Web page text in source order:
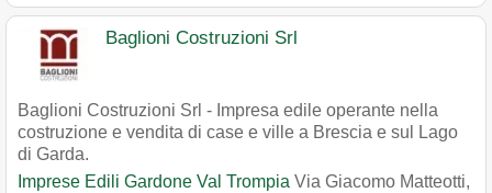
Baglioni Costruzioni Srl
Baglioni Costruzioni Srl - Impresa edile operante nella
costruzione e vendita di case e ville a Brescia e sul Lago
di Garda.
Imprese Edili Gardone Val Trompia Via Giacomo Matteotti,